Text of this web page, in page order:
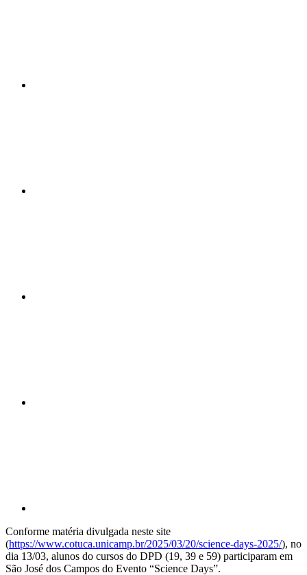
Conforme matéria divulgada neste site
(https://www.cotuca.unicamp.br/2025/03/20/science-days-2025/), no
dia 13/03, alunos do cursos do DPD (19, 39 e 59) participaram em
São José dos Campos do Evento “Science Days”.